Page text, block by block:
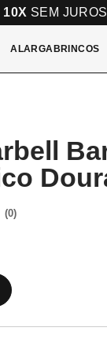
10X SEM JUROS
ALARGABRINCOS
(0)